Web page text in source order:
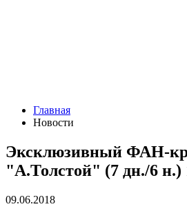
Главная
Новости
Эксклюзивный ФАН-
"А.Толстой" (7 дн./6 н.)
09.06.2018